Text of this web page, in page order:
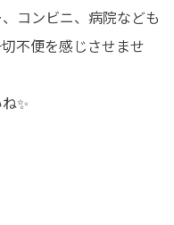
コンビニ、病院なども
不便を感じさせませ
✨